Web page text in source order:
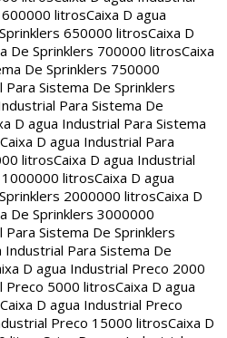
600000 litrosCaixa D agua
650000 litrosCaixa D
De Sprinklers 700000 litrosCaixa
De Sprinklers 750000
Para Sistema De Sprinklers
Para Sistema De
D agua Industrial Para Sistema
Caixa D agua Industrial Para
litrosCaixa D agua Industrial
1000000 litrosCaixa D agua
2000000 litrosCaixa D
De Sprinklers 3000000
Para Sistema De Sprinklers
Industrial Para Sistema De
D agua Industrial Preco 2000
Preco 5000 litrosCaixa D agua
Caixa D agua Industrial Preco
Preco 15000 litrosCaixa D